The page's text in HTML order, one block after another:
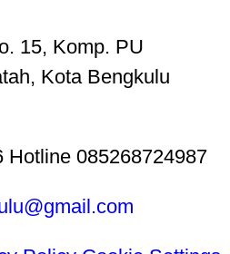
15, Komp. PU
Kota Bengkulu
Hotline 085268724987